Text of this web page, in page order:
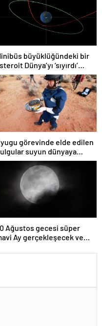
büyüklüğündeki bir
Dünya’yı ‘sıyırdı’
görevinde elde edilen
suyun dünyaya
getirilmiş
olabileceğini gösteriyor
Ağustos gecesi süper
Ay gerçekleşecek ve